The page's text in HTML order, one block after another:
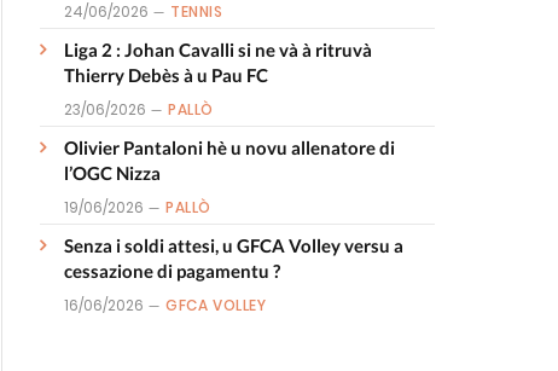
24/06/2026 TENNIS
Liga 2 : Johan Cavalli si ne và à ritruvà
Thierry Debès à u Pau FC
23/06/2026 PALLÒ
Olivier Pantaloni hè u novu allenatore di
l’OGC Nizza
19/06/2026 PALLÒ
Senza i soldi attesi, u GFCA Volley versu a
cessazione di pagamentu ?
16/06/2026 GFCA VOLLEY